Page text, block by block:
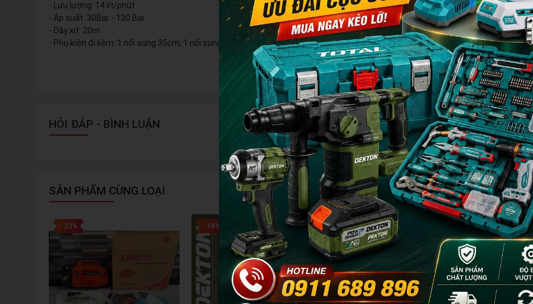
- Lưu lượng: 14 lít/phút
- Áp suất: 30Bar - 130 Bar
- Dây xịt: 20m
- Phụ kiện đi kèm: 1 nối súng 35cm, 1 nối súng 15cm, bình 1 lít, 4 pec xịt.
HỎI ĐÁP - BÌNH LUẬN
SẢN PHẨM CÙNG LOẠI
- 23% - 18% - 18% - 18%